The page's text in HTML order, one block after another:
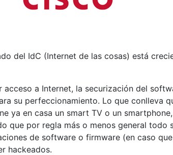
del IdC (Internet de las cosas) está
a Internet, la securización del
su perfeccionamiento. Lo que conlleva
ya en casa un smart TV o un
que por regla más o menos general
de software o firmware (en caso
hackeados.